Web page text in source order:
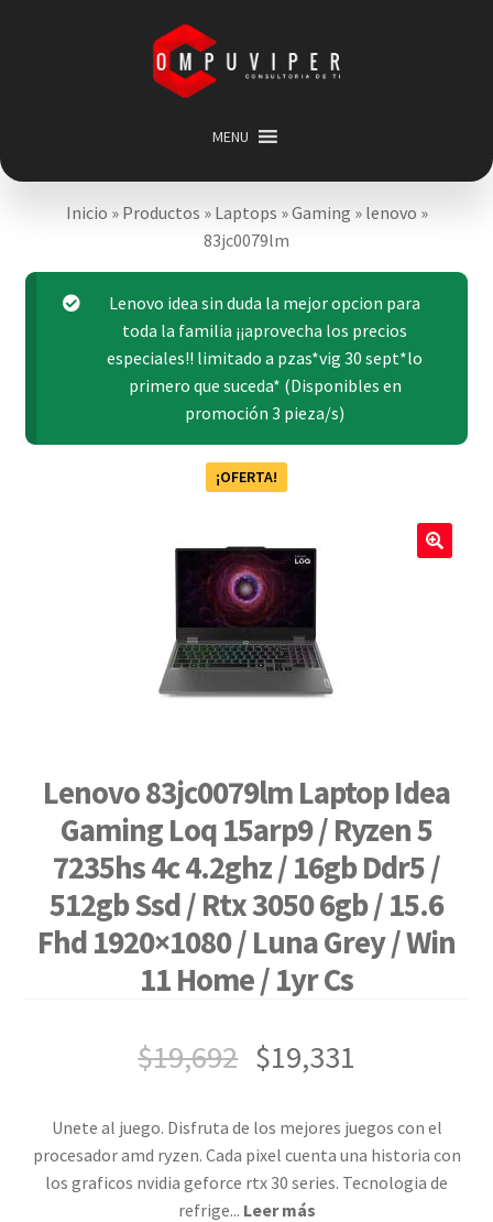
Saltar
navegación
contenido
MENU
Inicio
Categorias
Expandir
hijo
Carrito
Mi cuenta
Acerca de
Inicio » Productos » Laptops »Gaming » lenovo »
83jc0079lm
Lenovo idea sin duda la mejor opcion para
toda la familia ¡¡aprovecha los precios
especiales!! limitado a pzas*vig 30 sept*lo
primero que suceda* (Disponibles en
promoción 3 pieza/s)
¡OFERTA!
Lenovo 83jc0079lm Laptop Idea
Gaming Loq 15arp9 / Ryzen 5
7235hs 4c 4.2ghz / 16gb Ddr5 /
512gb Ssd / Rtx 3050 6gb / 15.6
Fhd 1920×1080 / Luna Grey / Win
11 Home / 1yr Cs
$19,692 $19,331
Unete al juego. Disfruta de los mejores juegos con el
procesador amd ryzen. Cada pixel cuenta una historia con
los graficos nvidia geforce rtx 30 series. Tecnologia de
refrige... Leer más